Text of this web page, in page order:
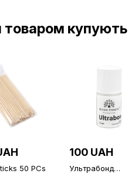
товаром купують
50 PCs
100 UAH
Ультрабонд